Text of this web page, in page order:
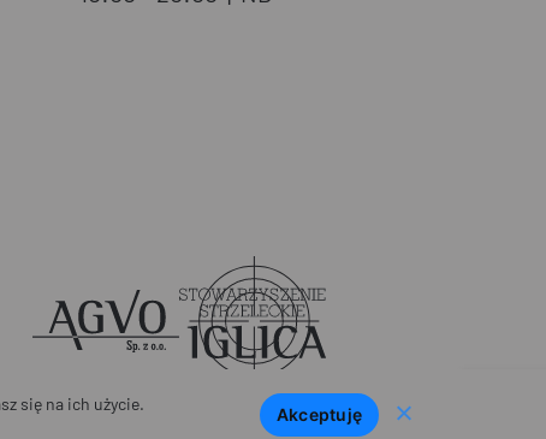
Agvo Iglica
się na ich użycie.
Akceptuję